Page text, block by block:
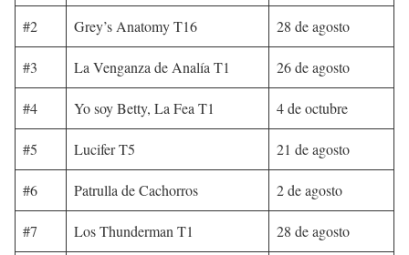
#2 Grey’s Anatomy T16 28 de agosto
#3 La Venganza de Analía T1 26 de agosto
#4 Yo soy Betty, La Fea T1 4 de octubre
#5 Lucifer T5 21 de agosto
#6 Patrulla de Cachorros 2 de agosto
#7 Los Thunderman T1 28 de agosto